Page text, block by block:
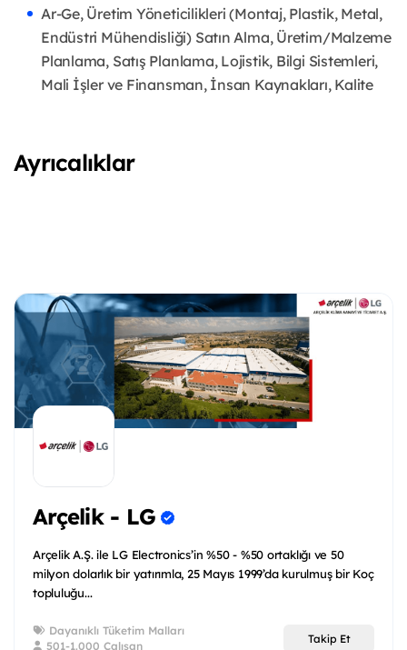
Ar-Ge, Üretim Yöneticilikleri (Montaj, Plastik, Metal,
Endüstri Mühendisliği) Satın Alma, Üretim/Malzeme
Planlama, Satış Planlama, Lojistik, Bilgi Sistemleri,
Mali İşler ve Finansman, İnsan Kaynakları, Kalite
Ayrıcalıklar
Arçelik - LG
Arçelik A.Ş. ile LG Electronics’in %50 - %50 ortaklığı ve 50
milyon dolarlık bir yatırımla, 25 Mayıs 1999’da kurulmuş bir Koç
topluluğu...
Dayanıklı Tüketim Malları
501-1.000 Çalışan
Takip Et